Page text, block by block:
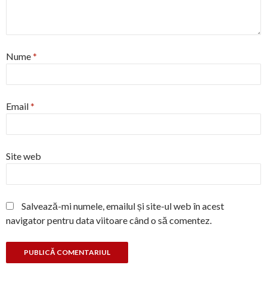
Nume*
Email*
Site web
Salvează-mi numele, emailul și site-ul web în acest
navigator pentru data viitoare când o să comentez.